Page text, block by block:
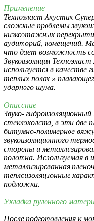
Применение
Техноэласт Акустик
сложные проблемы
низкоэтажных
аудиторий, помещений.
что дает возможность
Звукоизоляция
используется в качестве
теплых полах »
ударного шума.
Описание
Звуко-
стеклохолста, в эти две
битумно-полимерное
звукоизоляционного
стороны и
полотна. Используемая в
металлизированная
теплоизоляционные
подложки.
Укладка рулонного
После подготовления к